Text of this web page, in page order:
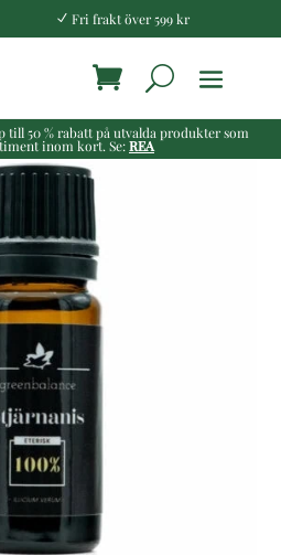
N Fri frakt över 599 kr
till 50 % rabatt på utvalda produkter som
inom kort. Se:REA